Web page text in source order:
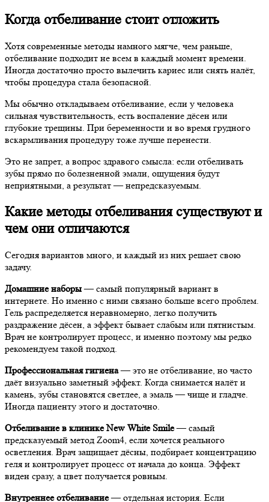
Когда отбеливание стоит отложить
Хотя современные методы намного мягче, чем раньше,
отбеливание подходит не всем в каждый момент времени.
Иногда достаточно просто вылечить кариес или снять налёт,
чтобы процедура стала безопасной.
Мы обычно откладываем отбеливание, если у человека
сильная чувствительность, есть воспаление дёсен или
глубокие трещины. При беременности и во время грудного
вскармливания процедуру тоже лучше перенести.
Это не запрет, а вопрос здравого смысла: если отбеливать
зубы прямо по болезненной эмали, ощущения будут
неприятными, а результат — непредсказуемым.
Какие методы отбеливания существуют и
чем они отличаются
Сегодня вариантов много, и каждый из них решает свою
задачу.
Домашние наборы— самый популярный вариант в
интернете. Но именно с ними связано больше всего проблем.
Гель распределяется неравномерно, легко получить
раздражение дёсен, а эффект бывает слабым или пятнистым.
Врач не контролирует процесс, и именно поэтому мы редко
рекомендуем такой подход.
Профессиональная гигиена— это не отбеливание, но часто
даёт визуально заметный эффект. Когда снимается налёт и
камень, зубы становятся светлее, а эмаль — чище и гладче.
Иногда пациенту этого и достаточно.
Отбеливание в клиникеNew White Smile— самый
предсказуемый метод Zoom4, если хочется реального
осветления. Врач защищает дёсны, подбирает концентрацию
геля и контролирует процесс от начала до конца. Эффект
виден сразу, а цвет получается ровным.
Внутреннее отбеливание— отдельная история. Если